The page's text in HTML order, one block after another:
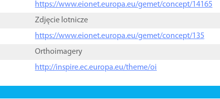
https://www.eionet.europa.eu/gemet/concept/14165
Zdjęcie lotnicze
https://www.eionet.europa.eu/gemet/concept/135
Orthoimagery
http://inspire.ec.europa.eu/theme/oi